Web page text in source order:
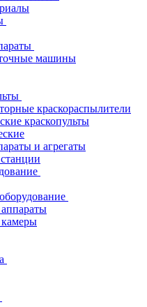
машины
краскораспылители
краскопульты
и агрегаты